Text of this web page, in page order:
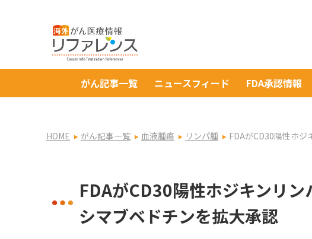
がん記事一覧 ニュースフィード FDA承認情報
HOME がん記事一覧 血液腫瘍 リンパ腫 FDAがCD30陽性ホ
FDAがCD30陽性ホジキンリ
シマブベドチンを拡大承認